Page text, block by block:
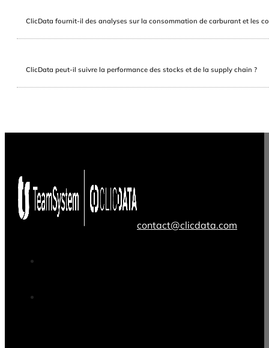
ClicData fournit-il des analyses sur la consommation de carburant et les
ClicData peut-il suivre la performance des stocks et de la supply chain ?
contact@clicdata.com